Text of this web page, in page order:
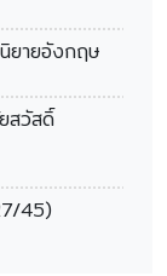
ยายอังกฤษ
สวัสดิ์
45)